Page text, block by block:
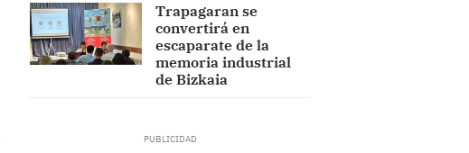
Trapagaran se
convertirá en
escaparate de la
memoria industrial
de Bizkaia